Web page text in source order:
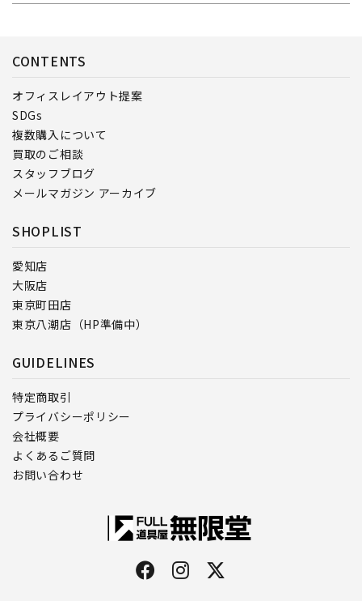
CONTENTS
オフィスレイアウト提案
SDGs
複数購入について
買取のご相談
スタッフブログ
メールマガジン アーカイブ
SHOPLIST
愛知店
大阪店
東京町田店
東京八潮店（HP準備中）
GUIDELINES
特定商取引
プライバシーポリシー
会社概要
よくあるご質問
お問い合わせ